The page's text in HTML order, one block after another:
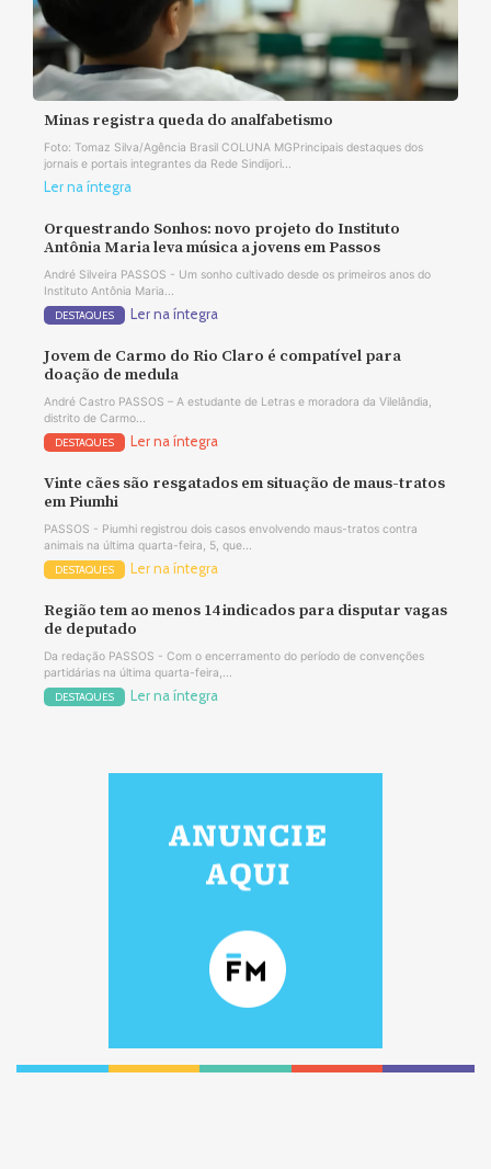
Minas registra queda do analfabetismo
Foto: Tomaz Silva/Agência Brasil COLUNA MGPrincipais destaques dos
jornais e portais integrantes da Rede Sindijori...
Ler na íntegra
Orquestrando Sonhos: novo projeto do Instituto
Antônia Maria leva música a jovens em Passos
André Silveira PASSOS - Um sonho cultivado desde os primeiros anos do
Instituto Antônia Maria...
DESTAQUES Ler na íntegra
Jovem de Carmo do Rio Claro é compatível para
doação de medula
André Castro PASSOS – A estudante de Letras e moradora da Vilelândia,
distrito de Carmo...
DESTAQUES Ler na íntegra
Vinte cães são resgatados em situação de maus-tratos
em Piumhi
PASSOS - Piumhi registrou dois casos envolvendo maus-tratos contra
animais na última quarta-feira, 5, que...
DESTAQUES Ler na íntegra
Região tem ao menos 14 indicados para disputar vagas
de deputado
Da redação PASSOS - Com o encerramento do período de convenções
partidárias na última quarta-feira,...
DESTAQUES Ler na íntegra